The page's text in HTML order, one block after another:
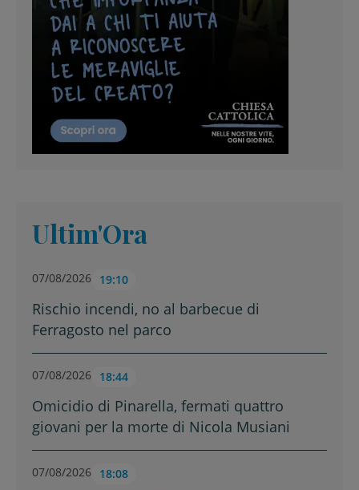
Ultim'Ora
07/08/2026 19:10
Rischio incendi, no al barbecue di
Ferragosto nel parco
07/08/2026 18:44
Omicidio di Pinarella, fermati quattro
giovani per la morte di Nicola Musiani
07/08/2026 18:08